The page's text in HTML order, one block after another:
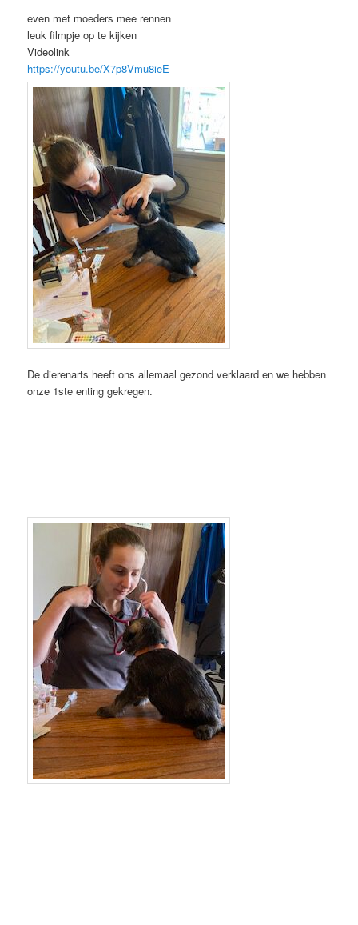
even met moeders mee rennen
leuk filmpje op te kijken
Videolink
https://youtu.be/X7p8Vmu8ieE
De dierenarts heeft ons allemaal gezond verklaard en we hebben
onze 1ste enting gekregen.